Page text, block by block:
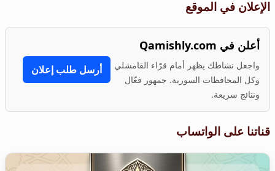
الإعلان في الموقع
أعلن في Qamishly.com
واجعل نشاطك يظهر أمام قرّاء القامشلي
وكل المحافظات السورية. جمهور فعّال
ونتائج سريعة.
أرسل طلب إعلان
قناتنا على الواتساب